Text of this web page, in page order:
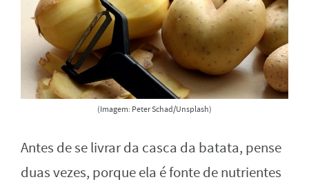
(Imagem: Peter Schad/Unsplash)
Antes de se livrar da casca da batata, pense
duas vezes, porque ela é fonte de nutrientes